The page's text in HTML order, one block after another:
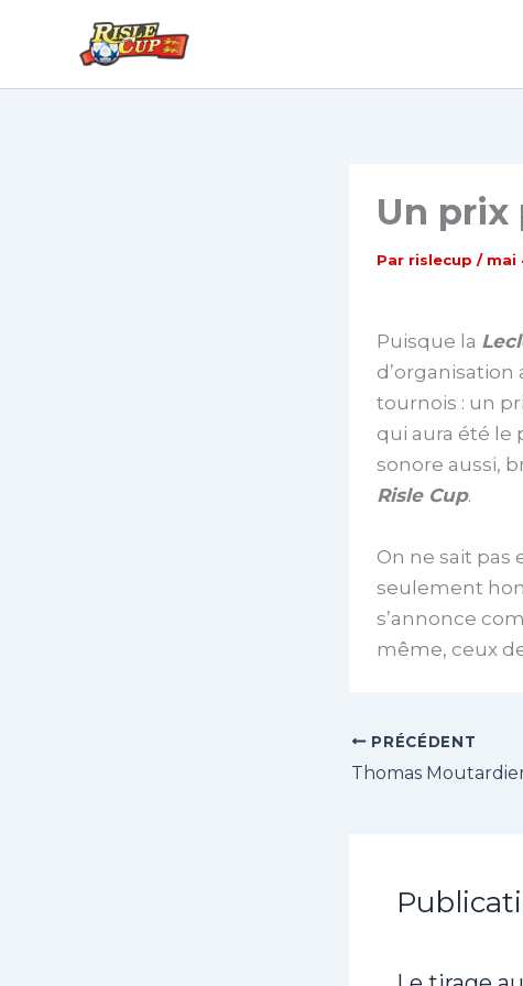
Un prix
Par rislecup / mai
Puisque la
d’organisation
tournois : un
qui aura été le
sonore aussi,
Risle Cup.
On ne sait
seulement
s’annonce
même, ceux
PRÉCÉDENT